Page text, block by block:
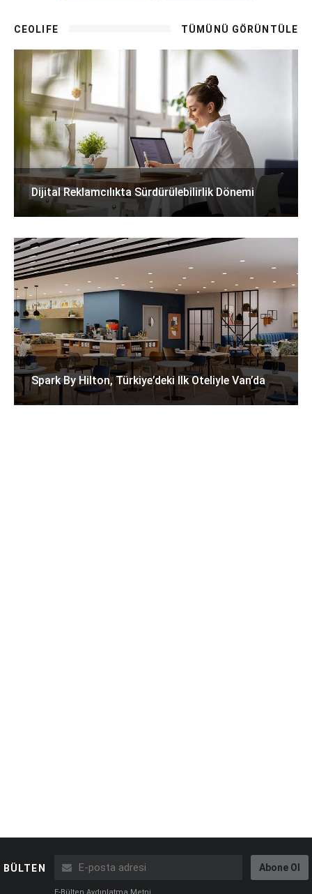
CEOLIFE TÜMÜNÜ GÖRÜNTÜLE
Dijital Reklamcılıkta Sürdürülebilirlik Dönemi
Spark By Hilton, Türkiye’deki Ilk Oteliyle Van’da
BÜLTEN Abone Ol